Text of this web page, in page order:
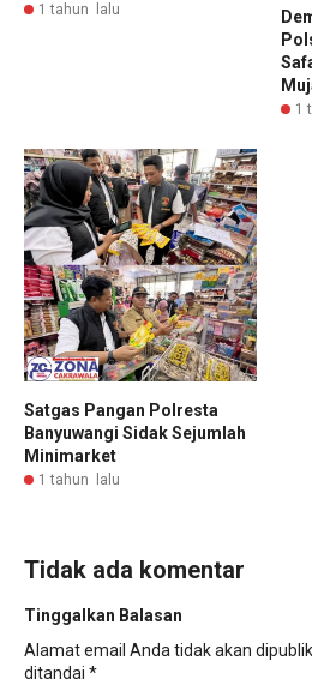
1 tahun lalu
1
Satgas Pangan Polresta
Banyuwangi Sidak Sejumlah
Minimarket
1 tahun lalu
Tidak ada komentar
Tinggalkan Balasan
Alamat email Anda tidak akan
ditandai *